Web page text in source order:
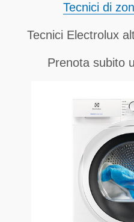
Tecnici di
Tecnici Electrolux
Prenota subito